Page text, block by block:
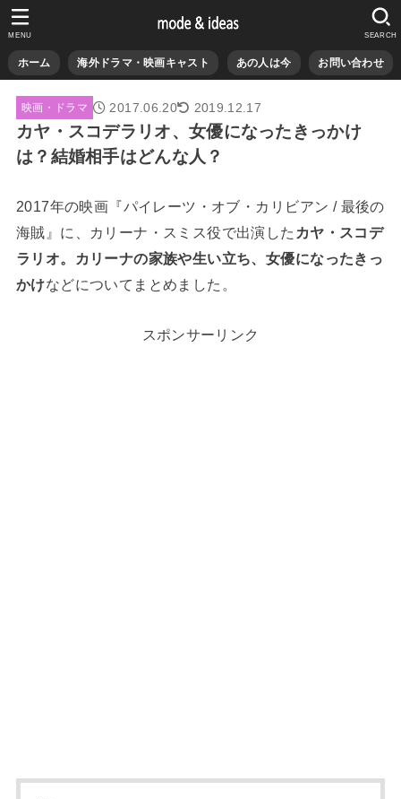
ホーム 海外ドラマ・映画キャスト あの人は今 お問い合わせ
SEARCH
MENU
映画・ドラマ 2017.06.20 2019.12.17
カヤ・スコデラリオ、女優になったきっかけ
は？結婚相手はどんな人？
2017年の映画『パイレーツ・オブ・カリビアン / 最後の
海賊』に、カリーナ・スミス役で出演した カヤ・スコデ
ラリオ。カリーナの家族や生い立ち、女優になったきっ
かけなどについてまとめました。
スポンサーリンク